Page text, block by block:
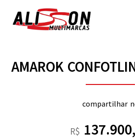
AMAROK
compartilhar
R$